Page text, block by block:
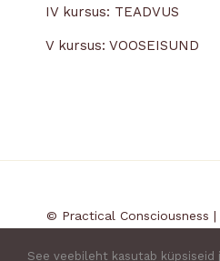
IV kursus: TEADVUS
V kursus: VOOSEISUND
© Practical Consciousness
See veebileht kasutab küpsiseid